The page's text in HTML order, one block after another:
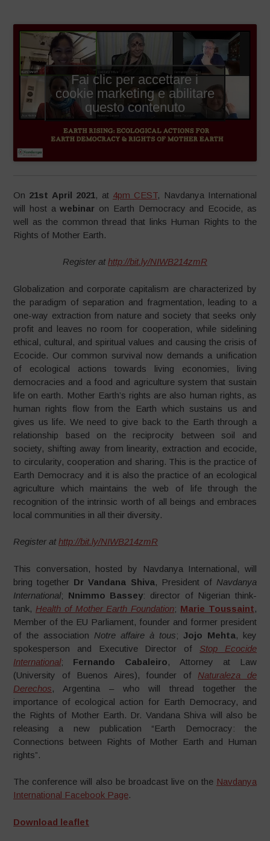
Fai clic per accettare i
cookie marketing e abilitare
questo contenuto
On 21st April 2021, at 4pm CEST, Navdanya International
will host awebinar on Earth Democracy and Ecocide, as
well as the common thread that links Human Rights to the
Rights of Mother Earth.
Register athttp://bit.ly/NIWB214zmR
Globalization and corporate capitalism are characterized by
the paradigm of separation and fragmentation, leading to a
one-way extraction from nature and society that seeks only
profit and leaves no room for cooperation, while sidelining
ethical, cultural, and spiritual values and causing the crisis of
Ecocide. Our common survival now demands a unification
of ecological actions towards living economies, living
democracies and a food and agriculture system that sustain
life on earth. Mother Earth’s rights are also human rights, as
human rights flow from the Earth which sustains us and
gives us life. We need to give back to the Earth through a
relationship based on the reciprocity between soil and
society, shifting away from linearity, extraction and ecocide,
to circularity, cooperation and sharing. This is the practice of
Earth Democracy and it is also the practice of an ecological
agriculture which maintains the web of life through the
recognition of the intrinsic worth of all beings and embraces
local communities in all their diversity.
Register athttp://bit.ly/NIWB214zmR
This conversation, hosted by Navdanya International, will
bring together Dr Vandana Shiva, President of Navdanya
International; Nnimmo Bassey: director of Nigerian think-
tank, Health of Mother Earth Foundation; Marie Toussaint,
Member of the EU Parliament, founder and former president
of the association Notre affaire à tous; Jojo Mehta, key
spokesperson and Executive Director of Stop Ecocide
International; Fernando Cabaleiro, Attorney at Law
(University of Buenos Aires), founder of Naturaleza de
Derechos, Argentina – who will thread together the
importance of ecological action for Earth Democracy, and
the Rights of Mother Earth. Dr. Vandana Shiva will also be
releasing a new publication “Earth Democracy: the
Connections between Rights of Mother Earth and Human
rights”.
The conference will also be broadcast live on the Navdanya
International Facebook Page.
Download leaflet